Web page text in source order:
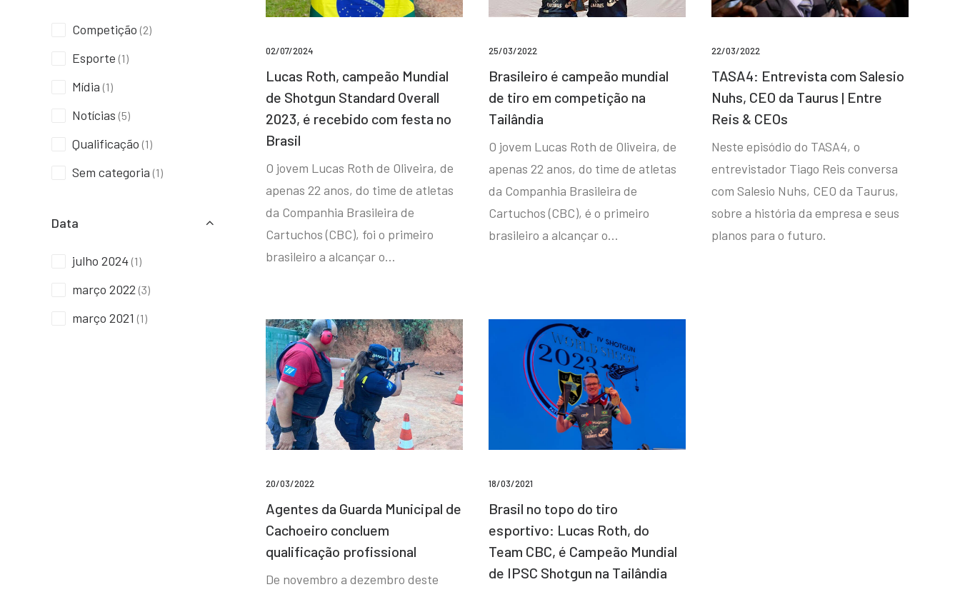
Competição (2)
Esporte (1)
Mídia (1)
Notícias (5)
Qualificação (1)
Sem categoria (1)
Data
julho 2024 (1)
março 2022 (3)
março 2021 (1)
02/07/2024
Lucas Roth, campeão Mundial
de Shotgun Standard Overall
2023, é recebido com festa no
Brasil
O jovem Lucas Roth de Oliveira, de
apenas 22 anos, do time de atletas
da Companhia Brasileira de
Cartuchos (CBC), foi o primeiro
brasileiro a alcançar o…
25/03/2022
Brasileiro é campeão mundial
de tiro em competição na
Tailândia
O jovem Lucas Roth de Oliveira, de
apenas 22 anos, do time de atletas
da Companhia Brasileira de
Cartuchos (CBC), é o primeiro
brasileiro a alcançar o…
22/03/2022
TASA4: Entrevista com Salesio
Nuhs, CEO da Taurus | Entre
Reis & CEOs
Neste episódio do TASA4, o
entrevistador Tiago Reis conversa
com Salesio Nuhs, CEO da Taurus,
sobre a história da empresa e seus
planos para o futuro.
20/03/2022
Agentes da Guarda Municipal de
Cachoeiro concluem
qualificação profissional
De novembro a dezembro deste
18/03/2021
Brasil no topo do tiro
esportivo: Lucas Roth, do
Team CBC, é Campeão Mundial
de IPSC Shotgun na Tailândia